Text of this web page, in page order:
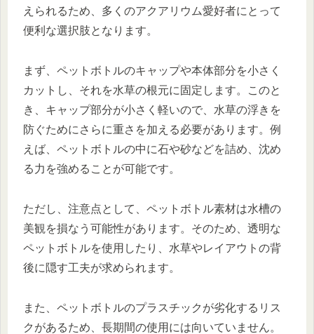
えられるため、多くのアクアリウム愛好者にとって
便利な選択肢となります。
まず、ペットボトルのキャップや本体部分を小さく
カットし、それを水草の根元に固定します。このと
き、キャップ部分が小さく軽いので、水草の浮きを
防ぐためにさらに重さを加える必要があります。例
えば、ペットボトルの中に石や砂などを詰め、沈め
る力を強めることが可能です。
ただし、注意点として、ペットボトル素材は水槽の
美観を損なう可能性があります。そのため、透明な
ペットボトルを使用したり、水草やレイアウトの背
後に隠す工夫が求められます。
また、ペットボトルのプラスチックが劣化するリス
クがあるため、長期間の使用には向いていません。